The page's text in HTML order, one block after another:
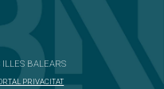
BALEARS
PRIVACITAT